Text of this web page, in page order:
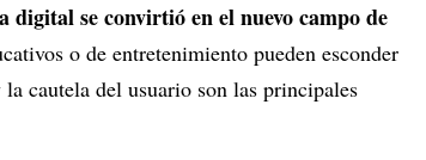
digital se convirtió en el nuevo campo de
o de entretenimiento pueden esconder
cautela del usuario son las principales